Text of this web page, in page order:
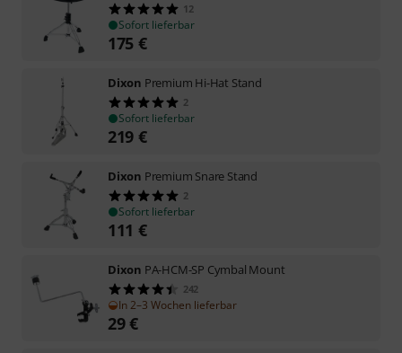
12
Sofort lieferbar
175 €
Dixon Premium Hi-Hat Stand
2
Sofort lieferbar
219 €
Dixon Premium Snare Stand
2
Sofort lieferbar
111 €
Dixon PA-HCM-SP Cymbal Mount
242
In 2–3 Wochen lieferbar
29€